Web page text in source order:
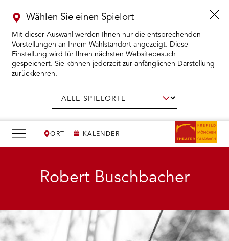
ORT KALENDER
Wählen Sie einen Spielort
Mit dieser Auswahl werden Ihnen nur die entsprechenden
Vorstellungen an Ihrem Wahlstandort angezeigt. Diese
Einstellung wird für Ihren nächsten Websitebesuch
gespeichert. Sie können jederzeit zur anfänglichen Darstellung
zurückkehren.
KARTENKAUF ÖFFNEN
WIR ÖFFNEN
THEATERPÄDAGOGIK ÖFFNEN
BESUCH ÖFFNEN
Robert Buschbacher